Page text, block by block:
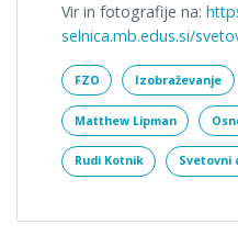
Vir in fotografije na:
selnica.mb.edus.si/
FZO Izobraževanje
Matthew Lipman
Rudi Kotnik Svetovni